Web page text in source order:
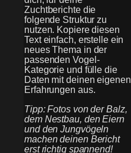
Zuchtberichte die
folgende Struktur zu
nutzen. Kopiere diesen
Text einfach, erstelle ein
neues Thema in der
passenden Vogel-
Kategorie und fülle die
Daten mit deinen eigenen
Erfahrungen aus.
Tipp: Fotos von der Balz,
dem Nestbau, den Eiern
und den Jungvögeln
machen deinen Bericht
erst richtig spannend!